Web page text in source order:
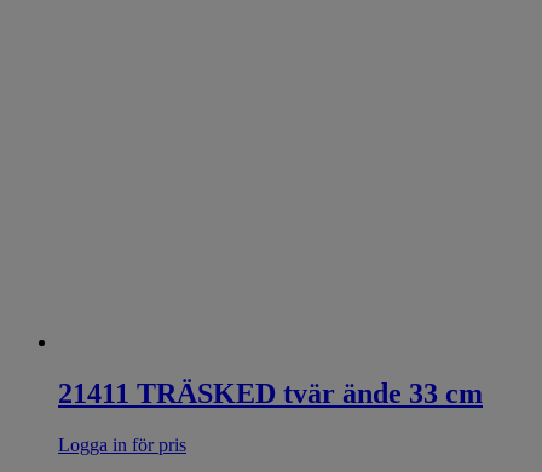
21411 TRÄSKED tvär ände 33 cm
Logga in för pris